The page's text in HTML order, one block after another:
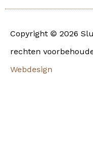
Copyright © 2026
rechten
Webdesign